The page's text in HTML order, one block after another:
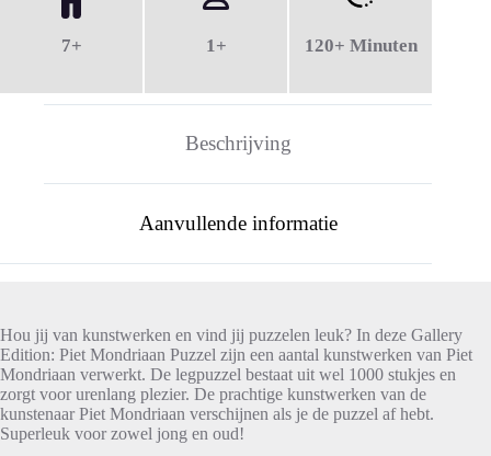
7+ 1+ 120+ Minuten
Beschrijving
Aanvullende informatie
Hou jij van kunstwerken en vind jij puzzelen leuk? In deze Gallery
Edition: Piet Mondriaan Puzzel zijn een aantal kunstwerken van Piet
Mondriaan verwerkt. De legpuzzel bestaat uit wel 1000 stukjes en
zorgt voor urenlang plezier. De prachtige kunstwerken van de
kunstenaar Piet Mondriaan verschijnen als je de puzzel af hebt.
Superleuk voor zowel jong en oud!